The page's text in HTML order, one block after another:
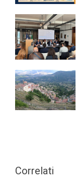
Correlati